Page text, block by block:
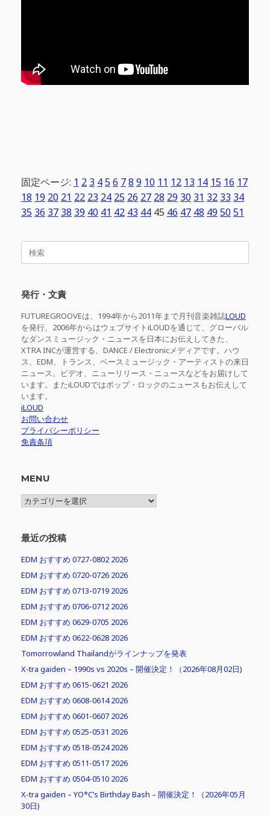
固定ページ: 1 2 3 456 78 9 10 11 12 13 14 15 16 17
18 19 20 21 22 23 24 25 26 27 28 29 30 31 32 33 34
35 36 37 38 39 40 41 42 43 44 45 46 47 48 49 5051
検
発行・文責
FUTUREGROOVEは、1994年から2011年まで月刊音楽雑誌LOUD
を発行、2006年からはウェブサイトiLOUDを通じて、グローバル
なダンスミュージック・ニュースを日本にお伝えしてきた、
XTRA INCが運営する、DANCE / Electronicメディアです。ハウ
ス、EDM、トランス、ベースミュージック・アーティストの来日
ニュース、ビデオ、ニューリリース・ニュースなどをお届けして
います。またiLOUDではポップ・ロックのニュースもお伝えして
います。
iLOUD
お問い合わせ
プライバシーポリシー
免責条項
MENU
MENU
最近の投稿
EDM おすすめ 0727-0802 2026
EDM おすすめ 0720-0726 2026
EDM おすすめ 0713-0719 2026
EDM おすすめ 0706-0712 2026
EDM おすすめ 0629-0705 2026
EDM おすすめ 0622-0628 2026
Tomorrowland Thailandがラインナップを発表
X-tra gaiden – 1990s vs 2020s – 開催決定！（2026年08月02日)
EDM おすすめ 0615-0621 2026
EDM おすすめ 0608-0614 2026
EDM おすすめ 0601-0607 2026
EDM おすすめ 0525-0531 2026
EDM おすすめ 0518-0524 2026
EDM おすすめ 0511-0517 2026
EDM おすすめ 0504-0510 2026
X-tra gaiden – YO*C’s Birthday Bash – 開催決定！（2026年05月
30日)